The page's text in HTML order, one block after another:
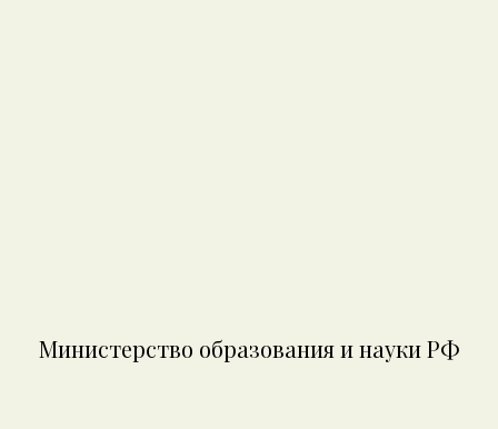
Министерство образования и науки РФ